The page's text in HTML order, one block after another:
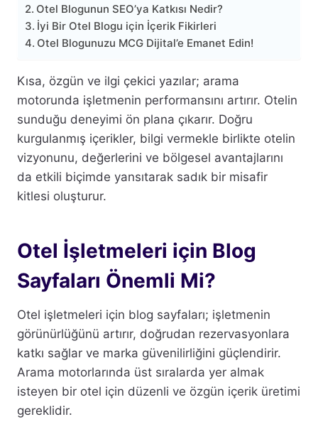
Otel Blogunun SEO’ya Katkısı Nedir?
İyi Bir Otel Blogu için İçerik Fikirleri
Otel Blogunuzu MCG Dijital’e Emanet Edin!
Kısa, özgün ve ilgi çekici yazılar; arama
motorunda işletmenin performansını artırır. Otelin
sunduğu deneyimi ön plana çıkarır. Doğru
kurgulanmış içerikler, bilgi vermekle birlikte otelin
vizyonunu, değerlerini ve bölgesel avantajlarını
da etkili biçimde yansıtarak sadık bir misafir
kitlesi oluşturur.
Otel İşletmeleri için Blog
Sayfaları Önemli Mi?
Otel işletmeleri için blog sayfaları; işletmenin
görünürlüğünü artırır, doğrudan rezervasyonlara
katkı sağlar ve marka güvenilirliğini güçlendirir.
Arama motorlarında üst sıralarda yer almak
isteyen bir otel için düzenli ve özgün içerik üretimi
gereklidir.